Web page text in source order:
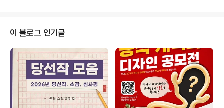
2024년 청소년운영위원회 나루지기 16기 ✔ [마이다스
그룹] 역검 크루 2기 ✔ 1Day! 트렌드 와칭 : 온/오프 동시
강의 ​ ​ ​ 자세한 내용은 콘테스트코리아 홈페이지에서 확인
하시면 도움이 됩니다~​ 콘테스트, 공모전, 대외활동 정보 /
소개 / 뉴스소식은 @콘테스트코리아!! ​ ​
이 블로그 인기글